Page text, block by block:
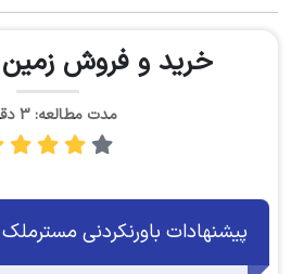
خرید و فروش زمین
مدت مطالعه: 3 دقیقه
پیشنهادات باورنکردنی مسترملک